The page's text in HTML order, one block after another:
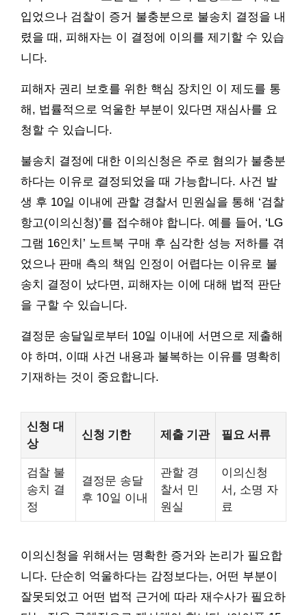
입었으나 검찰이 증거 불충분으로 불송치 결정을 내
렸을 때, 피해자는 이 결정에 이의를 제기할 수 있습
니다.
피해자 권리 보호를 위한 핵심 장치인 이 제도를 통
해, 법률적으로 억울한 부분이 있다면 재심사를 요
청할 수 있습니다.
불송치 결정에 대한 이의신청은 주로 혐의가 불충분
하다는 이유로 결정되었을 때 가능합니다. 사건 발
생 후 10일 이내에 관할 경찰서 민원실을 통해 ‘검찰
항고(이의신청)’를 접수해야 합니다. 예를 들어, ‘LG
그램 16인치’ 노트북 구매 후 심각한 성능 저하를 겪
었으나 판매 측의 책임 인정이 어렵다는 이유로 불
송치 결정이 났다면, 피해자는 이에 대해 법적 판단
을 구할 수 있습니다.
결정문 송달일로부터 10일 이내에 서면으로 제출해
야 하며, 이때 사건 내용과 불복하는 이유를 명확히
기재하는 것이 중요합니다.
신청 대
상
신청 기한 제출 기관 필요 서류
검찰 불
송치 결
정
결정문 송달
후 10일 이내
관할 경
찰서 민
원실
이의신청
서, 소명 자
료
이의신청을 위해서는 명확한 증거와 논리가 필요합
니다. 단순히 억울하다는 감정보다는, 어떤 부분이
잘못되었고 어떤 법적 근거에 따라 재수사가 필요하